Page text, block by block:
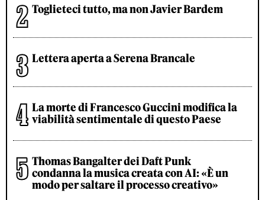
Toglieteci tutto, ma non Javier Bardem
Lettera aperta a Serena Brancale
La morte di Francesco Guccini modifica la
viabilità sentimentale di questo Paese
Thomas Bangalter dei Daft Punk
condanna la musica creata con AI: «È un
modo per saltare il processo creativo»